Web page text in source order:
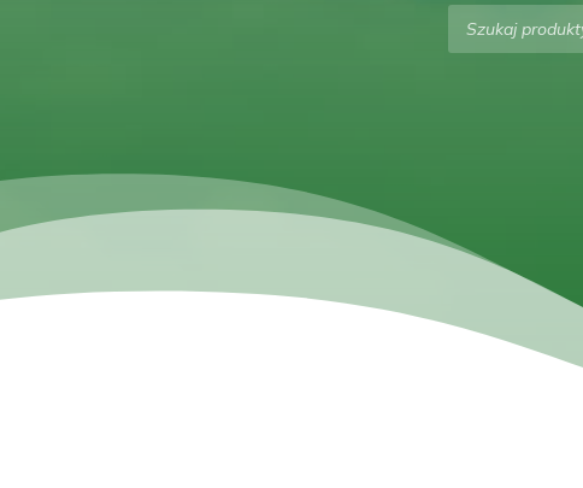
Wyszukiwarka
produktów